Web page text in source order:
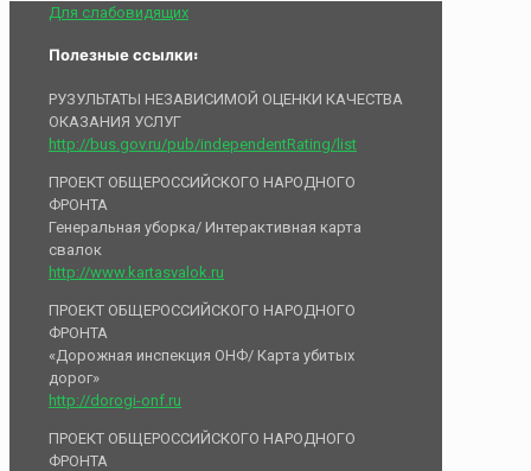
Для слабовидящих
Полезные ссылки:
РУЗУЛЬТАТЫ НЕЗАВИСИМОЙ ОЦЕНКИ КАЧЕСТВА
ОКАЗАНИЯ УСЛУГ
http://bus.gov.ru/pub/independentRating/list
ПРОЕКТ ОБЩЕРОССИЙСКОГО НАРОДНОГО
ФРОНТА
Генеральная уборка/ Интерактивная карта
свалок
http://www.kartasvalok.ru
ПРОЕКТ ОБЩЕРОССИЙСКОГО НАРОДНОГО
ФРОНТА
«Дорожная инспекция ОНФ/ Карта убитых
дорог»
http://dorogi-onf.ru
ПРОЕКТ ОБЩЕРОССИЙСКОГО НАРОДНОГО
ФРОНТА